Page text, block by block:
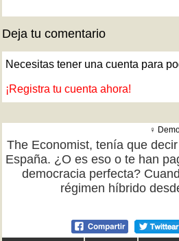
Deja tu comentario
Necesitas tener una cuenta para
¡Registra tu cuenta ahora!
♀
The Economist, tenía que
España. ¿O es eso o te han
democracia perfecta?
régimen híbrido